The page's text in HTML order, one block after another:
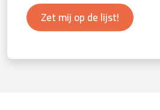
Zet mij op de lijst!